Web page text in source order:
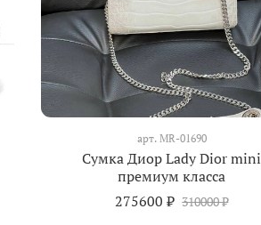
арт. MR-01690
Сумка Диор Lady Dior mini
премиум класса
275600 ₽ 310000 ₽